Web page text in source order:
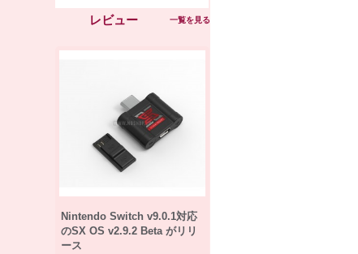
レビュー 一覧を見る
Nintendo Switch v9.0.1対応
のSX OS v2.9.2 Beta がリリ
ース